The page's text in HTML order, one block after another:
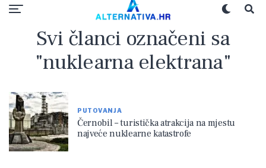
Svi članci označeni sa
"nuklearna elektrana"
PUTOVANJA
Černobil – turistička atrakcija na mjestu
najveće nuklearne katastrofe